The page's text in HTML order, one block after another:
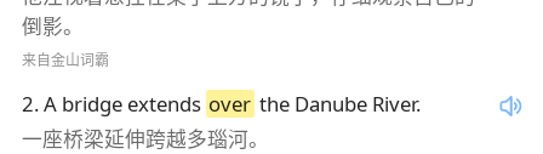
倒影。
来自金山词霸
2.A bridge extends over the Danube River.
一座桥梁延伸跨越多瑙河。